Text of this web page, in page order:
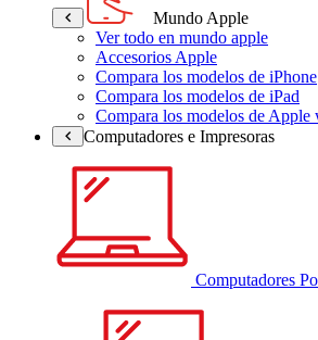
Mundo Apple
Ver todo en mundo apple
Accesorios Apple
Compara los modelos de iPhone
Compara los modelos de iPad
Compara los modelos de Apple
Computadores e Impresoras
Computadores